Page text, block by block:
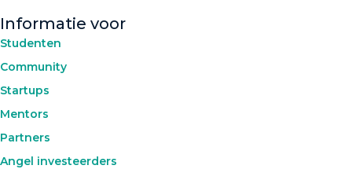
Informatie voor
Studenten
Community
Startups
Mentors
Partners
Angel investeerders